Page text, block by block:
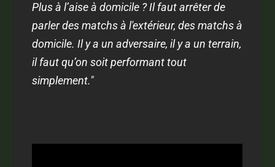
Plus à l’aise à domicile ? Il faut arrêter de
parler des matchs à l'extérieur, des matchs à
domicile. Il y a un adversaire, il y a un terrain,
il faut qu’on soit performant tout
simplement."